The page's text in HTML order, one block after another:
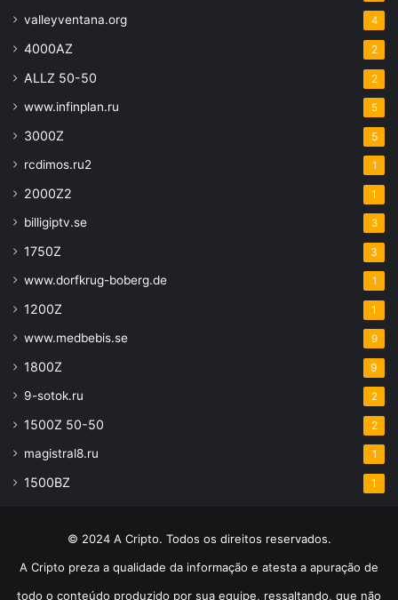
valleyventana.org 4
4000AZ 2
ALLZ 50-50 2
www.infinplan.ru 5
3000Z 5
rcdimos.ru2 1
2000Z2 1
billigiptv.se 3
1750Z 3
www.dorfkrug-boberg.de 1
1200Z 1
www.medbebis.se 9
1800Z 9
9-sotok.ru 2
1500Z 50-50 2
magistral8.ru 1
1500BZ 1
© 2024 A Cripto. Todos os direitos reservados.
A Cripto preza a qualidade da informação e atesta a apuração de
todo o conteúdo produzido por sua equipe, ressaltando, que não